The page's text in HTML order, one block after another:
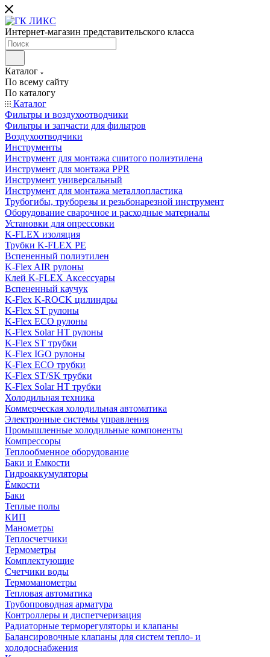
Интернет-магазин представительского класса
Каталог
По всему сайту
По каталогу
Каталог
Фильтры и воздухоотводчики
Фильтры и запчасти для фильтров
Воздухоотводчики
Инструменты
Инструмент для монтажа сшитого полиэтилена
Инструмент для монтажа PPR
Инструмент универсальный
Инструмент для монтажа металлопластика
Трубогибы, труборезы и резьбонарезной инструмент
Оборудование сварочное и расходные материалы
Установки для опрессовки
K-FLEX изоляция
Трубки K-FLEX PE
Вспененный полиэтилен
K-Flex AIR рулоны
Клей K-FLEX Аксессуары
Вспененный каучук
K-Flex K-ROCK цилиндры
K-Flex ST рулоны
K-Flex ECO рулоны
K-Flex Solar HT рулоны
K-Flex ST трубки
K-Flex IGO рулоны
K-Flex ECO трубки
K-Flex ST/SK трубки
K-Flex Solar HT трубки
Холодильная техника
Коммерческая холодильная автоматика
Электронные системы управления
Промышленные холодильные компоненты
Компрессоры
Теплообменное оборудование
Баки и Емкости
Гидроаккумуляторы
Ёмкости
Баки
Теплые полы
КИП
Манометры
Теплосчетчики
Термометры
Комплектующие
Счетчики воды
Термоманометры
Тепловая автоматика
Трубопроводная арматура
Контроллеры и диспетчеризация
Радиаторные терморегуляторы и клапаны
Балансировочные клапаны для систем тепло- и
холодоснабжения